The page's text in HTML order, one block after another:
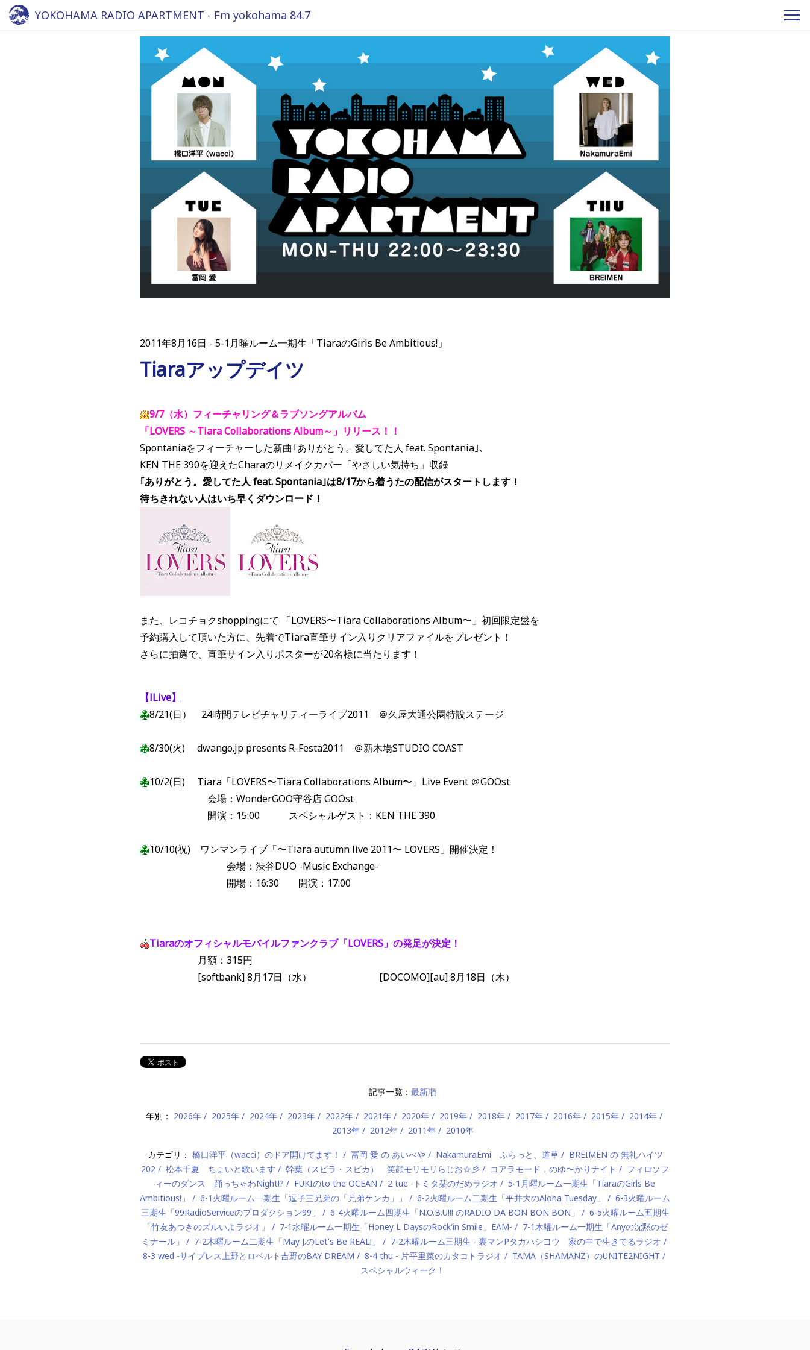
YOKOHAMA RADIO APARTMENT - Fm yokohama 84.7
2011年8月16日 5-1月曜ルーム一期生「TiaraのGirls Be Ambitious!」
Tiaraアップデイツ
9/7（水）フィーチャリング＆ラブソングアルバム
「LOVERS ～Tiara Collaborations Album～」リリース！！
Spontaniaをフィーチャーした新曲｢ありがとう。愛してた人 feat. Spontania｣、
KEN THE 390を迎えたCharaのリメイクカバー「やさしい気持ち」収録
｢ありがとう。愛してた人 feat. Spontania｣は8/17から着うたの配信がスタートします！
待ちきれない人はいち早くダウンロード！
また、レコチョクshoppingにて 「LOVERS〜Tiara Collaborations Album〜」初回限定盤を
予約購入して頂いた方に、先着でTiara直筆サイン入りクリアファイルをプレゼント！
さらに抽選で、直筆サイン入りポスターが20名様に当たります！
【lLive】
8/21(日） 24時間テレビチャリティーライブ2011 ＠久屋大通公園特設ステージ
8/30(火) dwango.jp presents R-Festa2011 ＠新木場STUDIO COAST
10/2(日) Tiara「LOVERS〜Tiara Collaborations Album〜」Live Event ＠GOOst
会場：WonderGOO守谷店 GOOst
開演：15:00 スペシャルゲスト：KEN THE 390
10/10(祝) ワンマンライブ「〜Tiara autumn live 2011〜 LOVERS」開催決定！
会場：渋谷DUO -Music Exchange-
開場：16:30 開演：17:00
Tiaraのオフィシャルモバイルファンクラブ「LOVERS」の発足が決定！
月額：315円
[softbank] 8月17日（水） [DOCOMO][au] 8月18日（木）
記事一覧： 最新順
年別： 2026年 2025年 2024年 2023年 2022年 2021年 2020年 2019年 2018年 2017年 2016年 2015年
2014年
2013年
2012年 2011年 2010年
カテゴリ： 橋口洋平（wacci）のドア開けてます！ 冨岡 愛 の あいべや NakamuraEmi ふらっと、道草
BREIMEN の 無礼ハイツ
202
松本千夏 ちょいと歌います 幹葉（スピラ・スピカ） 笑顔モリモリらじお☆彡 コアラモード．のゆ〜かりナイト
フィロソフ
ィーのダンス 踊っちゃわNight!?
FUKIのto the OCEAN 2 tue -トミタ栞のだめラジオ
5-1月曜ルーム一期生「TiaraのGirls Be
Ambitious!」
6-1火曜ルーム一期生「逗子三兄弟の「兄弟ケンカ」」 6-2火曜ルーム二期生「平井大のAloha Tuesday」
6-3火曜ルーム
三期生「99RadioServiceのプロダクション99」
6-4火曜ルーム四期生「N.O.B.U!!! のRADIO DA BON BON BON」
6-5火曜ルーム五期生
「竹友あつきのズルいよラジオ」
7-1水曜ルーム一期生「Honey L DaysのRock'in Smile」EAM-
7-1木曜ルーム一期生「Anyの沈黙のゼ
ミナール」
7-2木曜ルーム二期生「May J.のLet's Be REAL!」
7-2木曜ルーム三期生 - 裏マンPタカハシヨウ 家の中で生きてるラジオ
8-3 wed -サイプレス上野とロベルト吉野のBAY DREAM
8-4 thu - 片平里菜のカタコトラジオ
TAMA（SHAMANZ）のUNITE2NIGHT
スペシャルウィーク！